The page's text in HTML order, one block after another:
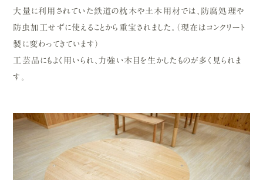
大量に利用されていた鉄道の枕木や土木用材では、防腐処理や
防虫加工せずに使えることから重宝されました。（現在はコンクリート
製に変わってきています）
工芸品にもよく用いられ、力強い木目を生かしたものが多く見られま
す。